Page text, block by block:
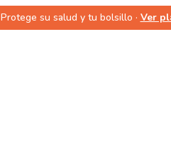
Protege su salud y tu bolsillo · Ver